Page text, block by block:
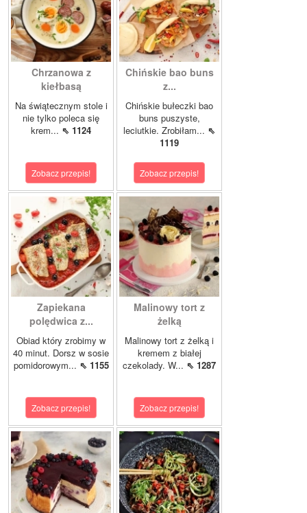
Chrzanowa z
kiełbasą
Na świątecznym stole i
nie tylko poleca się
krem... ⇖ 1124
Zobacz przepis!
Chińskie bao buns
z...
Chińskie bułeczki bao
buns puszyste,
leciutkie. Zrobiłam... ⇖
1119
Zobacz przepis!
Zapiekana
polędwica z...
Obiad który zrobimy w
40 minut. Dorsz w sosie
pomidorowym... ⇖ 1155
Zobacz przepis!
Malinowy tort z
żelką
Malinowy tort z żelką i
kremem z białej
czekolady. W... ⇖ 1287
Zobacz przepis!